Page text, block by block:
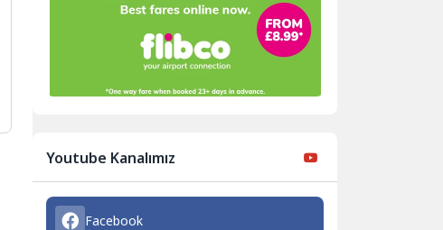
Youtube Kanalımız
Facebook